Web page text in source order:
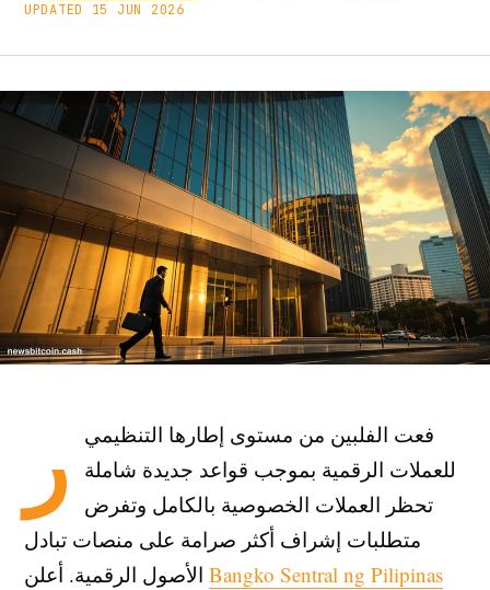
UPDATED 15 JUN 2026
ر
فعت الفلبين من مستوى إطارها التنظيمي
للعملات الرقمية بموجب قواعد جديدة شاملة
تحظر العملات الخصوصية بالكامل وتفرض
متطلبات إشراف أكثر صرامة على منصات تبادل
Bangko Sentral ng Pilipinas